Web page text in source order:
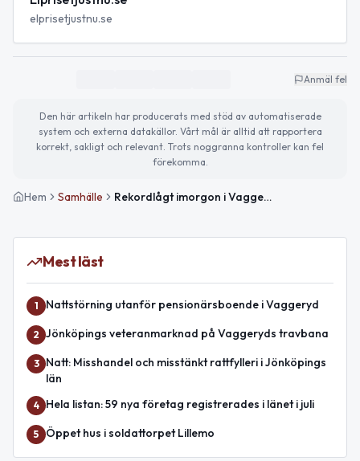
elprisetjustnu.se
Anmäl fel
Den här artikeln har producerats med stöd av automatiserade
system och externa datakällor. Vårt mål är alltid att rapportera
korrekt, sakligt och relevant. Trots noggranna kontroller kan fel
förekomma.
Hem Samhälle Rekordlågt imorgon i Vaggeryd — kraftig prisnedgång
Mest läst
1 Nattstörning utanför pensionärsboende i Vaggeryd
2 Jönköpings veteranmarknad på Vaggeryds travbana
3
Natt: Misshandel och misstänkt rattfylleri i Jönköpings
län
4 Hela listan: 59 nya företag registrerades i länet i juli
5 Öppet hus i soldattorpet Lillemo